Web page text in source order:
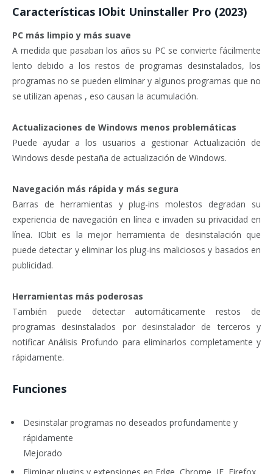
Características IObit Uninstaller Pro (2023)
PC más limpio y más suave
A medida que pasaban los años su PC se convierte fácilmente
lento debido a los restos de programas desinstalados, los
programas no se pueden eliminar y algunos programas que no
se utilizan apenas , eso causan la acumulación.
Actualizaciones de Windows menos problemáticas
Puede ayudar a los usuarios a gestionar Actualización de
Windows desde pestaña de actualización de Windows.
Navegación más rápida y más segura
Barras de herramientas y plug-ins molestos degradan su
experiencia de navegación en línea e invaden su privacidad en
línea. IObit es la mejor herramienta de desinstalación que
puede detectar y eliminar los plug-ins maliciosos y basados en
publicidad.
Herramientas más poderosas
También puede detectar automáticamente restos de
programas desinstalados por desinstalador de terceros y
notificar Análisis Profundo para eliminarlos completamente y
rápidamente.
Funciones
Desinstalar programas no deseados profundamente y
rápidamente
Mejorado